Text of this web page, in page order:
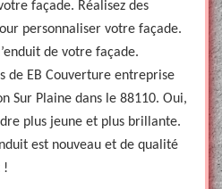
façade. Réalisez des
personnaliser votre façade.
de votre façade.
de EB Couverture entreprise
Sur Plaine dans le 88110. Oui,
plus jeune et plus brillante.
est nouveau et de qualité
!